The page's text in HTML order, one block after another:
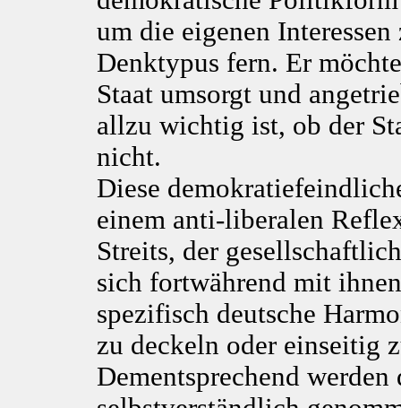
um die eigenen
Denktypus fern. Er
Staat umsorgt und
allzu wichtig ist, ob der
nicht.
Diese
einem anti-liberalen
Streits, der
sich fortwährend mit
spezifisch deutsche
zu deckeln oder einseitig
Dementsprechend